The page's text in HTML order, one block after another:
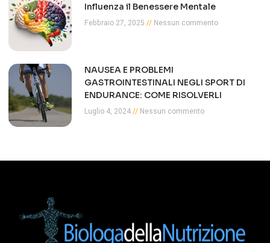
Influenza il Benessere Mentale
Febbraio 27, 2025
Nessun commento
NAUSEA E PROBLEMI
GASTROINTESTINALI NEGLI SPORT DI
ENDURANCE: COME RISOLVERLI
Luglio 4, 2024
Nessun commento